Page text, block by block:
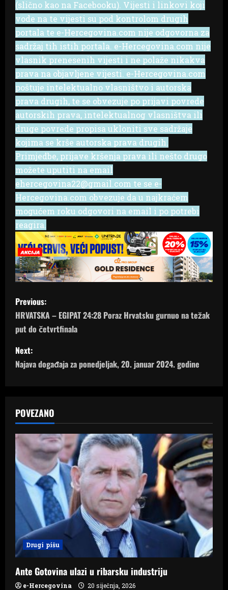
(slično kao na Facebooku). Vijesti i linkovi koji
vode na te vijesti su pod kontrolom drugih
portala te e-Hercegovina.com nije odgovorna za
sadržaj tih istih portala. e-Hercegovina.com nije
vlasnik prenesenih vijesti i ne polaže nikakva
prava na objavljene vijesti. e-Hercegovina.com
poštuje intelektualno vlasništvo i autorska
prava drugih, te se obvezuje po prijavi povrede
autorskih prava, intelektualnog vlasništva ili
druge povrede propisa ukloniti sve sadržaje
kojima se krše autorska prava drugih.
Primjedbe, prijave kršenja prava ili nešto drugo
možete uputiti na email
ehercegovina22@gmail.com te se e-
Hercegovina.com obvezuje da u najkraćem
mogućem roku odgovori na email i po potrebi
reagira.
P
o
s
t
a
v
i
g
t
i
o
n
Previous:
HRVATSKA – EGIPAT 24:28 Poraz Hrvatsku gurnuo na težak
put do četvrtfinala
Next:
Najava događaja za ponedjeljak, 20. januar 2024. godine
POVEZANO
Drugi pišu
Ante Gotovina ulazi u ribarsku industriju
e-Hercegovina 20 siječnja, 2026